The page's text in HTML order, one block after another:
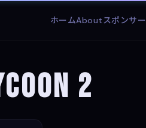
ホームAboutスポンサー
2